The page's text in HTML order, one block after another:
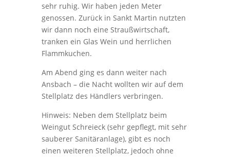
sehr ruhig. Wir haben jeden Meter
genossen. Zurück in Sankt Martin nutzten
wir dann noch eine Straußwirtschaft,
tranken ein Glas Wein und herrlichen
Flammkuchen.
Am Abend ging es dann weiter nach
Ansbach – die Nacht wollten wir auf dem
Stellplatz des Händlers verbringen.
Hinweis: Neben dem Stellplatz beim
Weingut Schreieck (sehr gepflegt, mit sehr
sauberer Sanitäranlage), gibt es noch
einen weiteren Stellplatz, jedoch ohne